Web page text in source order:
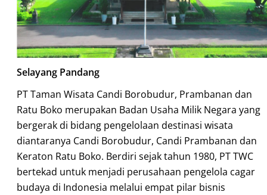
Selayang Pandang
PT Taman Wisata Candi Borobudur, Prambanan dan
Ratu Boko merupakan Badan Usaha Milik Negara yang
bergerak di bidang pengelolaan destinasi wisata
diantaranya Candi Borobudur, Candi Prambanan dan
Keraton Ratu Boko. Berdiri sejak tahun 1980, PT TWC
bertekad untuk menjadi perusahaan pengelola cagar
budaya di Indonesia melalui empat pilar bisnis